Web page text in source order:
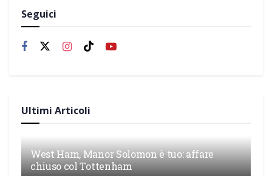
Seguici
Ultimi Articoli
West Ham, Manor Solomon è tuo: affare
chiuso col Tottenham